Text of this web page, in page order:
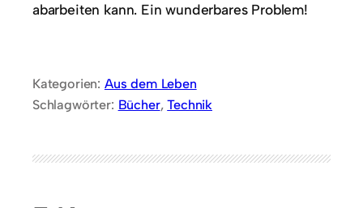
abarbeiten kann. Ein wunderbares Problem!
Kategorien: Aus dem Leben
Schlagwörter: Bücher, Technik